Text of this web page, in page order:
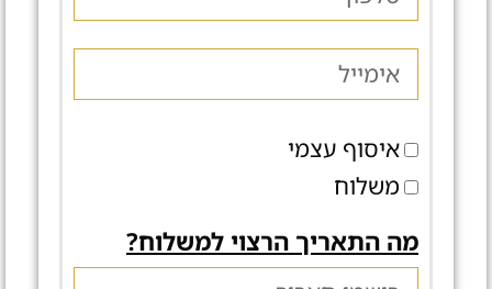
איסוף עצמי
משלוח
מה התאריך הרצוי למשלוח?